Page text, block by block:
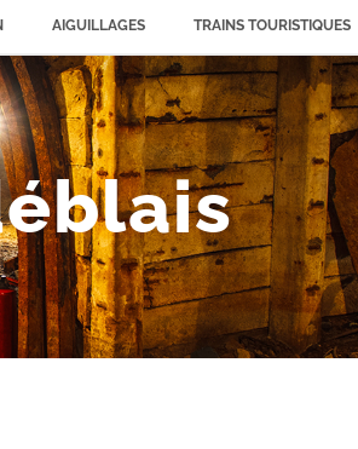
AIGUILLAGES TRAINS TOURISTIQUES